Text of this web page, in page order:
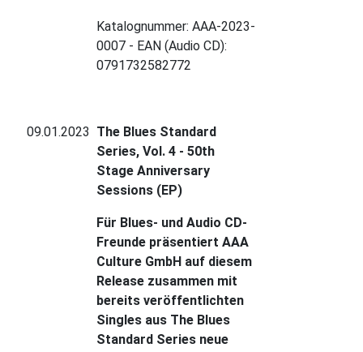
Katalognummer: AAA-2023-
0007 - EAN (Audio CD):
0791732582772
09.01.2023 The Blues Standard
Series, Vol. 4 - 50th
Stage Anniversary
Sessions (EP)
Für Blues- und Audio CD-
Freunde präsentiert AAA
Culture GmbH auf diesem
Release zusammen mit
bereits veröffentlichten
Singles aus The Blues
Standard Series neue